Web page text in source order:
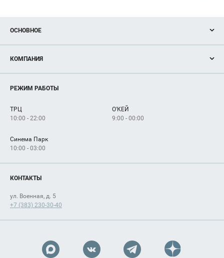
ОСНОВНОЕ
Новости
Магазины
Услуги
КОМПАНИЯ
Рекламодателям
Как добраться
РЕЖИМ РАБОТЫ
ТРЦ
10:00 - 22:00
О'КЕЙ
9:00 - 00:00
Синема Парк
10:00 - 03:00
КОНТАКТЫ
ул. Военная, д. 5
+7 (383) 230-30-40